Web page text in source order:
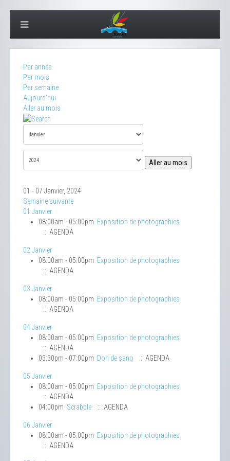
Par année
Par mois
Par semaine
Aujourd'hui
Aller au mois
Aller au mois
01 - 07 Janvier, 2024
Semaine suivante
01 Janvier
08:00am - 05:00pm Exposition de photographies
:: AGENDA
02 Janvier
08:00am - 05:00pm Exposition de photographies
:: AGENDA
03 Janvier
08:00am - 05:00pm Exposition de photographies
:: AGENDA
04 Janvier
08:00am - 05:00pm Exposition de photographies
:: AGENDA
03:30pm - 07:00pm Don de sang :: AGENDA
05 Janvier
08:00am - 05:00pm Exposition de photographies
:: AGENDA
04:00pm Scrabble :: AGENDA
06 Janvier
08:00am - 05:00pm Exposition de photographies
:: AGENDA